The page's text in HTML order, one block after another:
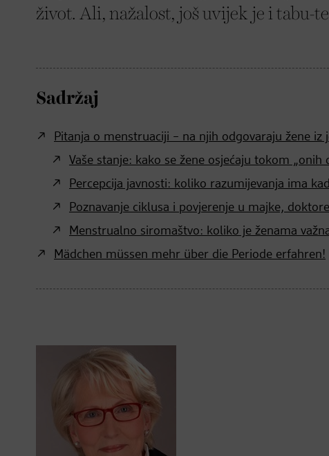
život. Ali, nažalost, još uvijek je i tabu-
Sadržaj
Pitanja o menstruaciji – na njih odgovaraju žene iz
Vaše stanje: kako se žene osjećaju tokom „onih
Percepcija javnosti: koliko razumijevanja ima
Poznavanje ciklusa i povjerenje u majke,
Menstrualno siromaštvo: koliko je ženama
Mädchen müssen mehr über die Periode erfahren!